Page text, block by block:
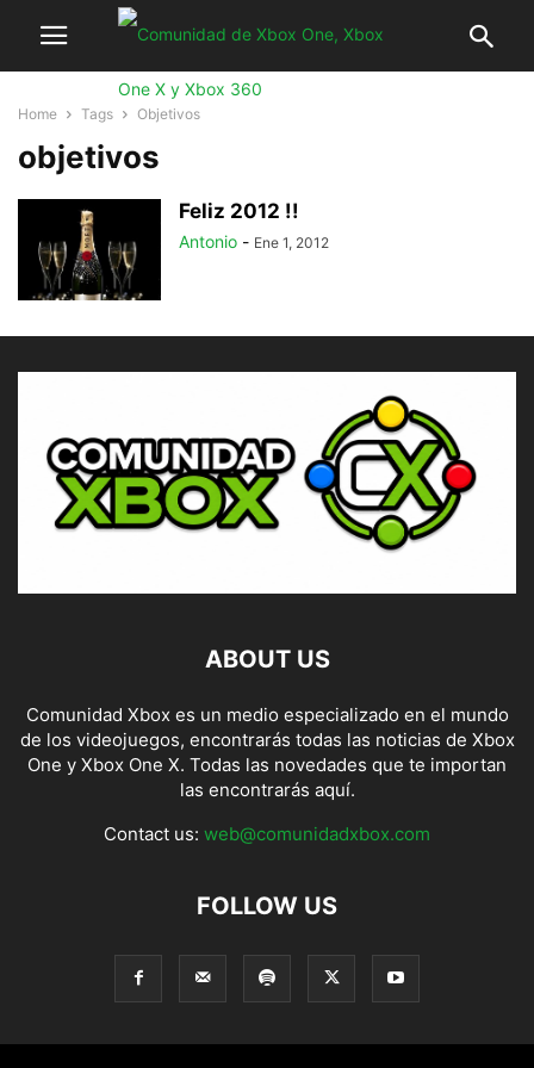
Home Tags Objetivos
objetivos
Feliz 2012 !!
Antonio - Ene 1, 2012
ABOUT US
Comunidad Xbox es un medio especializado en el mundo
de los videojuegos, encontrarás todas las noticias de Xbox
One y Xbox One X. Todas las novedades que te importan
las encontrarás aquí.
Contact us: web@comunidadxbox.com
FOLLOW US